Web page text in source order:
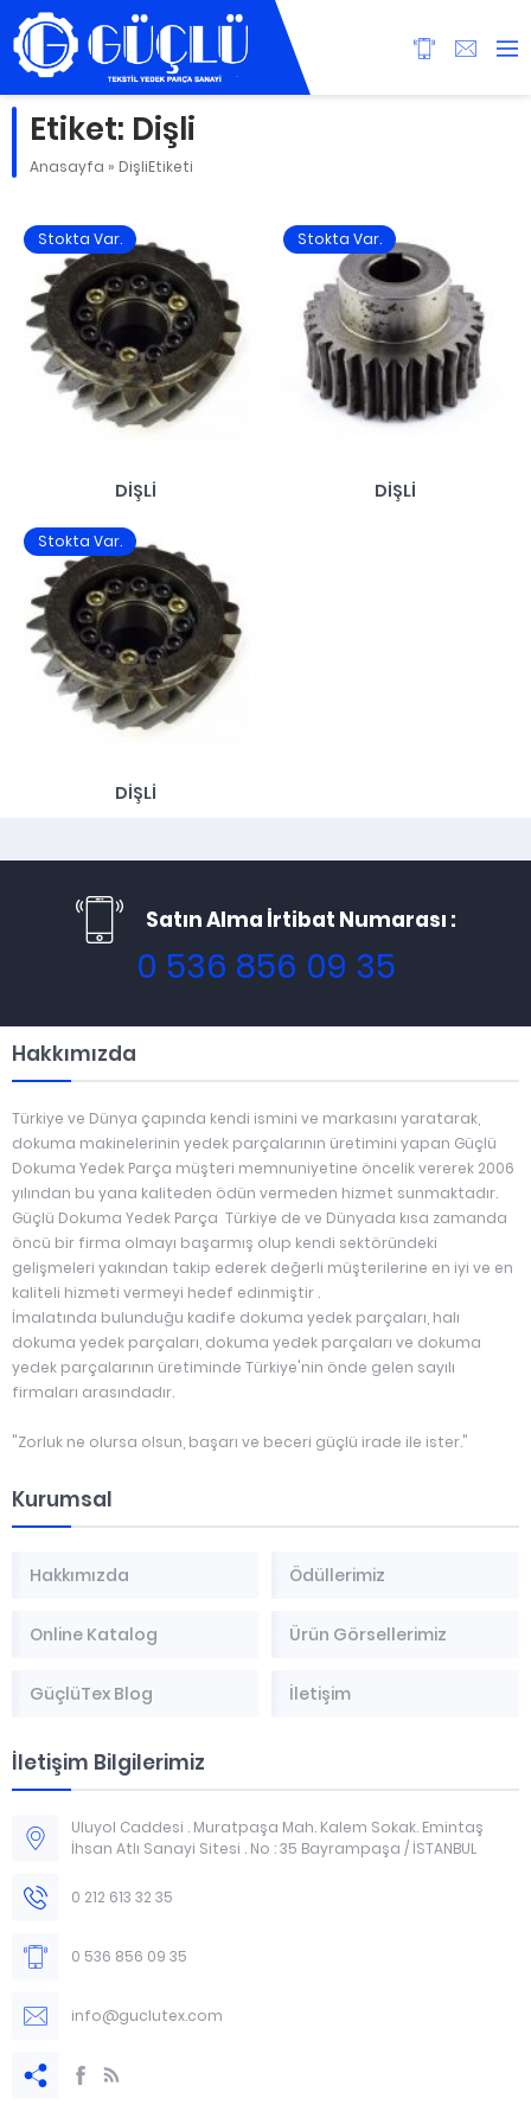
Etiket: Dişli
Anasayfa » DişliEtiketi
Stokta Var.
DIŞLI
Stokta Var.
DIŞLI
Stokta Var.
DIŞLI
Satın Alma İrtibat Numarası :
0 536 856 09 35
Hakkımızda
Türkiye ve Dünya çapında kendi ismini ve markasını yaratarak,
dokuma makinelerinin yedek parçalarının üretimini yapan Güçlü
Dokuma Yedek Parça müşteri memnuniyetine öncelik vererek 2006
yılından bu yana kaliteden ödün vermeden hizmet sunmaktadır.
Güçlü Dokuma Yedek Parça Türkiye de ve Dünyada kısa zamanda
öncü bir firma olmayı başarmış olup kendi sektöründeki
gelişmeleri yakından takip ederek değerli müşterilerine en iyi ve en
kaliteli hizmeti vermeyi hedef edinmiştir .
İmalatında bulunduğu kadife dokuma yedek parçaları, halı
dokuma yedek parçaları, dokuma yedek parçaları ve dokuma
yedek parçalarının üretiminde Türkiye'nin önde gelen sayılı
firmaları arasındadır.
"Zorluk ne olursa olsun, başarı ve beceri güçlü irade ile ister."
Kurumsal
Hakkımızda Ödüllerimiz
Online Katalog Ürün Görsellerimiz
GüçlüTex Blog İletişim
İletişim Bilgilerimiz
Uluyol Caddesi . Muratpaşa Mah. Kalem Sokak. Emintaş
İhsan Atlı Sanayi Sitesi . No : 35 Bayrampaşa / İSTANBUL
0 212 613 32 35
0 536 856 09 35
info@guclutex.com